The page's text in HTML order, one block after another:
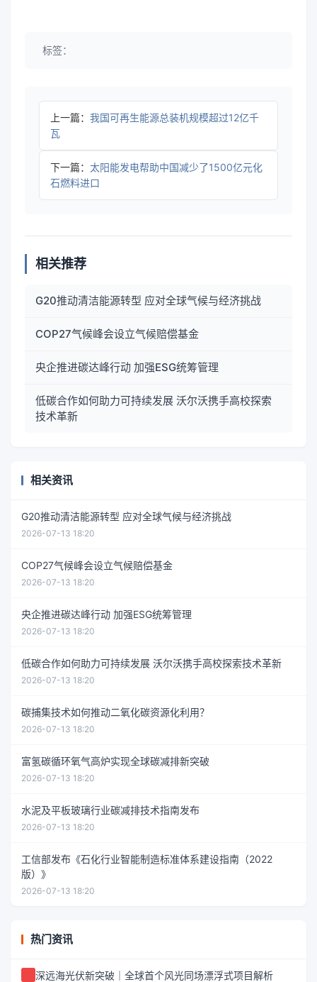
标签：
上一篇： 我国可再生能源总装机规模超过12亿千
瓦
下一篇： 太阳能发电帮助中国减少了1500亿元化
石燃料进口
相关推荐
G20推动清洁能源转型 应对全球气候与经济挑战
COP27气候峰会设立气候赔偿基金
央企推进碳达峰行动 加强ESG统筹管理
低碳合作如何助力可持续发展 沃尔沃携手高校探索
技术革新
相关资讯
G20推动清洁能源转型 应对全球气候与经济挑战
2026-07-13 18:20
COP27气候峰会设立气候赔偿基金
2026-07-13 18:20
央企推进碳达峰行动 加强ESG统筹管理
2026-07-13 18:20
低碳合作如何助力可持续发展 沃尔沃携手高校探索技术革新
2026-07-13 18:20
碳捕集技术如何推动二氧化碳资源化利用？
2026-07-13 18:20
富氢碳循环氧气高炉实现全球碳减排新突破
2026-07-13 18:20
水泥及平板玻璃行业碳减排技术指南发布
2026-07-13 18:20
工信部发布《石化行业智能制造标准体系建设指南（2022
版）》
2026-07-13 18:20
热门资讯
深远海光伏新突破｜全球首个风光同场漂浮式项目解析